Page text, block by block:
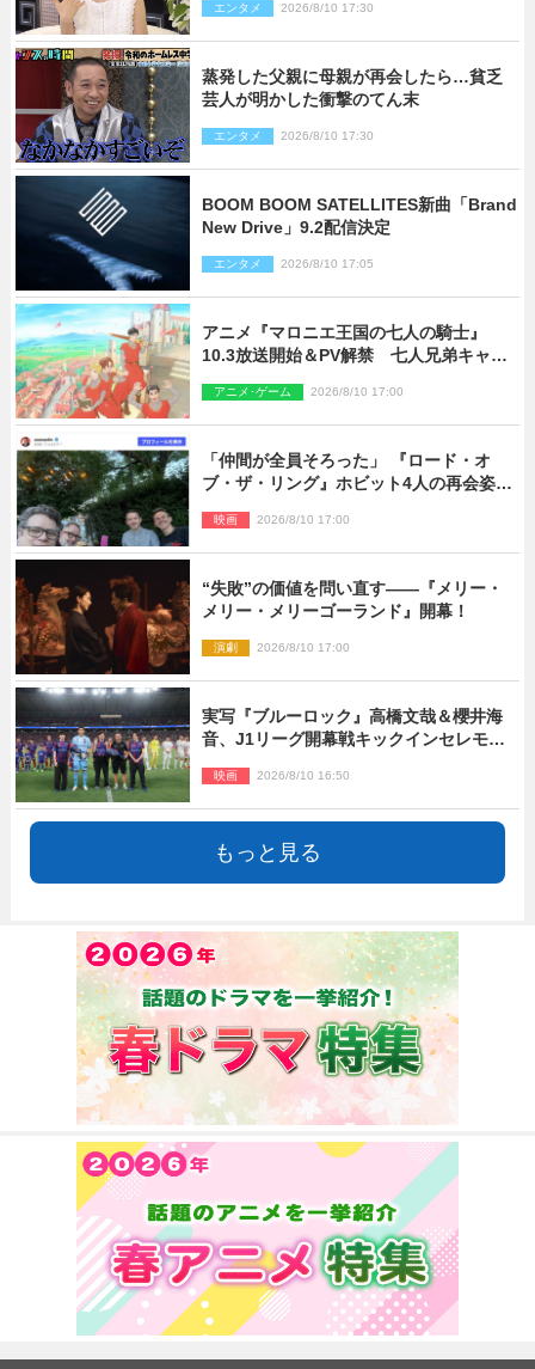
エンタメ 2026/8/10 17:30
蒸発した父親に母親が再会したら…貧乏
芸人が明かした衝撃のてん末
エンタメ 2026/8/10 17:30
BOOM BOOM SATELLITES新曲「Brand
New Drive」9.2配信決定
エンタメ 2026/8/10 17:05
アニメ『マロニエ王国の七人の騎士』
10.3放送開始＆PV解禁 七人兄弟キャス
アニメ･ゲーム 2026/8/10 17:00
「仲間が全員そろった」 『ロード・オ
ブ・ザ・リング』ホビット4人の再会姿に
映画 2026/8/10 17:00
“失敗”の価値を問い直す――『メリー・
メリー・メリーゴーランド』開幕！
演劇 2026/8/10 17:00
実写『ブルーロック』高橋文哉＆櫻井海
音、J1リーグ開幕戦キックインセレモニ
映画 2026/8/10 16:50
もっと見る